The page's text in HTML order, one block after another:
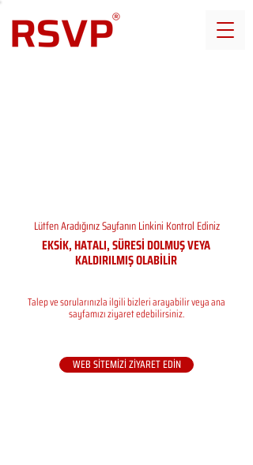
Lütfen Aradığınız Sayfanın Linkini Kontrol Ediniz
EKSİK, HATALI, SÜRESİ DOLMUŞ VEYA
KALDIRILMIŞ OLABİLİR
Talep ve sorularınızla ilgili bizleri arayabilir veya ana
sayfamızı ziyaret edebilirsiniz.
WEB SİTEMİZİ ZİYARET EDİN